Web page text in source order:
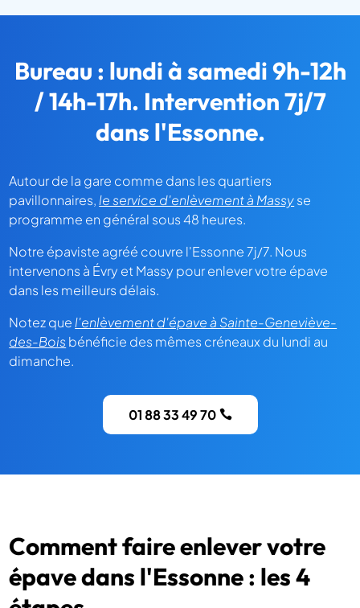
Bureau : lundi à samedi 9h-12h
/ 14h-17h. Intervention 7j/7
dans l'Essonne.
Autour de la gare comme dans les quartiers
pavillonnaires, le service d'enlèvement à Massyse
programme en général sous 48 heures.
Notre épaviste agréé couvre l'Essonne 7j/7. Nous
intervenons à Évry et Massy pour enlever votre épave
dans les meilleurs délais.
Notez que l'enlèvement d'épave à Sainte-Geneviève-
des-Bois bénéficie des mêmes créneaux du lundi au
dimanche.
01 88 33 49 70
Comment faire enlever votre
épave dans l'Essonne : les 4